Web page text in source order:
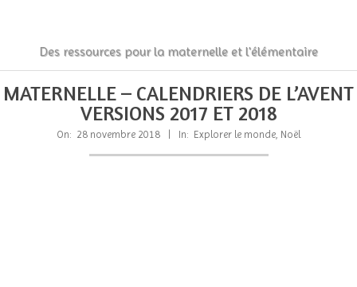
La
Classe
gnomes
Des ressources pour la maternelle et l'élémentaire
Navigation
Navigation
MATERNELLE – CALENDRIERS DE L’AVENT
VERSIONS 2017 ET 2018
On: 28 novembre 2018 In: Explorer le monde Noël